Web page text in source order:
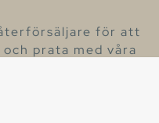
för att
prata med våra